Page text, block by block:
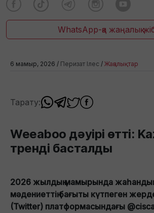
WhatsApp-қа жаңалық
6 мамыр, 2026 / Перизат Ілес / Жаңалықтар
Тарату:
Weeaboo дәуірі өтті:
тренді басталды
2026 жылдың мамырында
мәдениеттің бағыты күтпеген
(Twitter) платформасындағы